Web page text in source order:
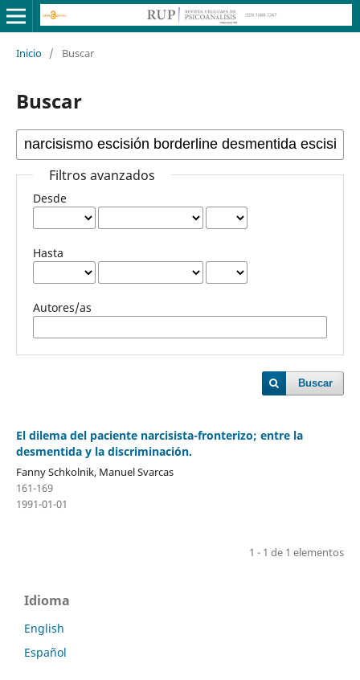
Inicio / Buscar
Buscar
Filtros avanzados
Desde
Hasta
Autores/as
Buscar
El dilema del paciente narcisista-fronterizo; entre la
desmentida y la discriminación.
Fanny Schkolnik, Manuel Svarcas
161-169
1991-01-01
1 - 1 de 1 elementos
Idioma
English
Español